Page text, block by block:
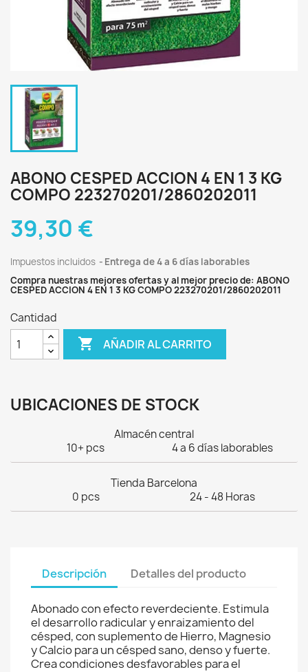
ABONO CESPED ACCION 4 EN 1 3 KG
COMPO 223270201/2860202011
39,30 €
Impuestos incluidos
Entrega de 4 a 6 días laborables
Compra nuestras mejores ofertas y al mejor precio de: ABONO
CESPED ACCION 4 EN 1 3 KG COMPO 223270201/2860202011
Cantidad
 AÑADIR AL CARRITO
UBICACIONES DE STOCK
Almacén central
10+ pcs
4 a 6 días laborables
Tienda Barcelona
0 pcs
24 - 48 Horas
Descripción Detalles del producto
Abonado con efecto reverdeciente. Estimula
el desarrollo radicular y enraizamiento del
césped, con suplemento de Hierro, Magnesio
y Calcio para un césped sano, denso y fuerte.
Crea condiciones desfavorables para el